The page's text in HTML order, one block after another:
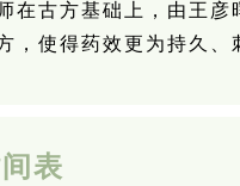
在古方基础上，由王
，使得药效更为持久、
表